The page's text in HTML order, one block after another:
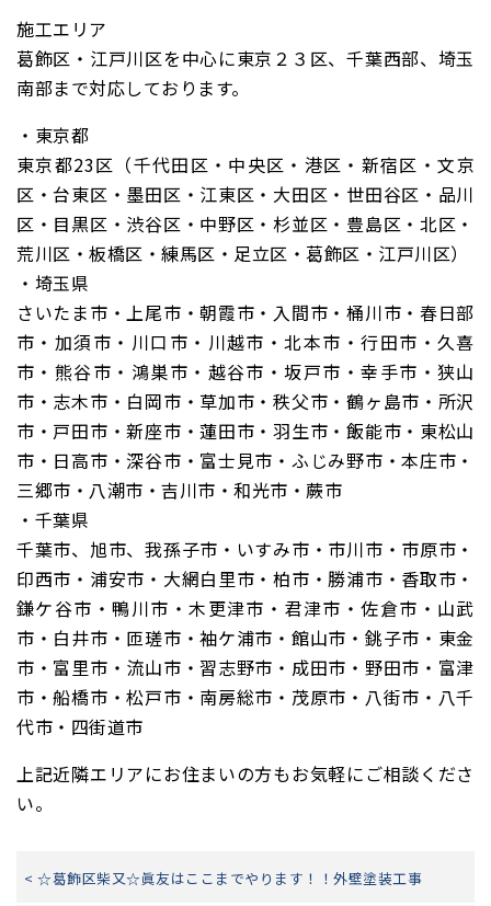
施工エリア
葛飾区・江戸川区を中心に東京２３区、千葉西部、埼玉
南部まで対応しております。
・東京都
東京都23区（千代田区・中央区・港区・新宿区・文京
区・台東区・墨田区・江東区・大田区・世田谷区・品川
区・目黒区・渋谷区・中野区・杉並区・豊島区・北区・
荒川区・板橋区・練馬区・足立区・葛飾区・江戸川区）
・埼玉県
さいたま市・上尾市・朝霞市・入間市・桶川市・春日部
市・加須市・川口市・川越市・北本市・行田市・久喜
市・熊谷市・鴻巣市・越谷市・坂戸市・幸手市・狭山
市・志木市・白岡市・草加市・秩父市・鶴ヶ島市・所沢
市・戸田市・新座市・蓮田市・羽生市・飯能市・東松山
市・日高市・深谷市・富士見市・ふじみ野市・本庄市・
三郷市・八潮市・吉川市・和光市・蕨市
・千葉県
千葉市、旭市、我孫子市・いすみ市・市川市・市原市・
印西市・浦安市・大網白里市・柏市・勝浦市・香取市・
鎌ケ谷市・鴨川市・木更津市・君津市・佐倉市・山武
市・白井市・匝瑳市・袖ケ浦市・館山市・銚子市・東金
市・富里市・流山市・習志野市・成田市・野田市・富津
市・船橋市・松戸市・南房総市・茂原市・八街市・八千
代市・四街道市
上記近隣エリアにお住まいの方もお気軽にご相談くださ
い。
< ☆葛飾区柴又☆眞友はここまでやります！！外壁塗装工事